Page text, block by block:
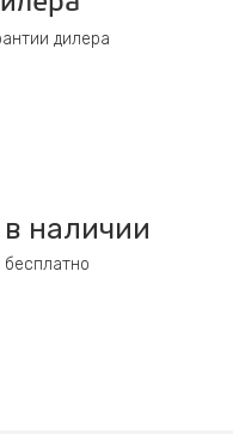
дилера
наличии